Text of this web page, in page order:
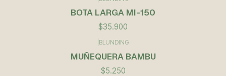
BOTA LARGA MI-150
$35.900
BLUNDING
MUÑEQUERA BAMBU
$5.250